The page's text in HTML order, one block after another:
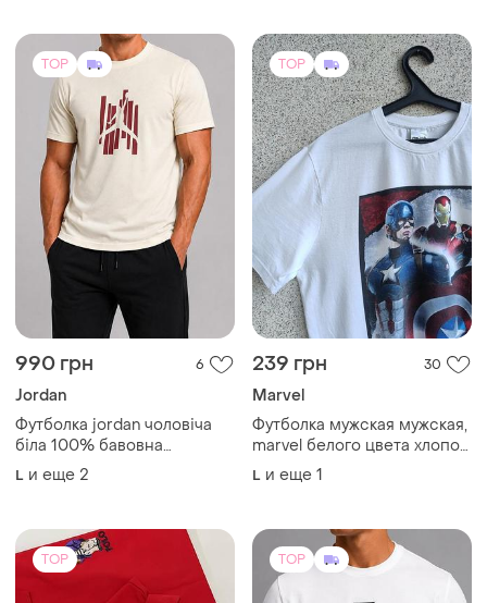
TOP
990 грн 6
Jordan
Футболка jordan чоловіча
біла 100% бавовна
jumpman літня з принтом
L и еще 2
TOP
239 грн 30
Marvel
Футболка мужская мужская,
marvel белого цвета хлопок
100% размер l/xl
L и еще 1
TOP TOP